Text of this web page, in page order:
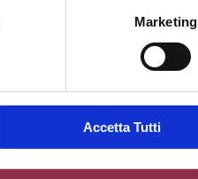
Marketing
Accetta Tutti